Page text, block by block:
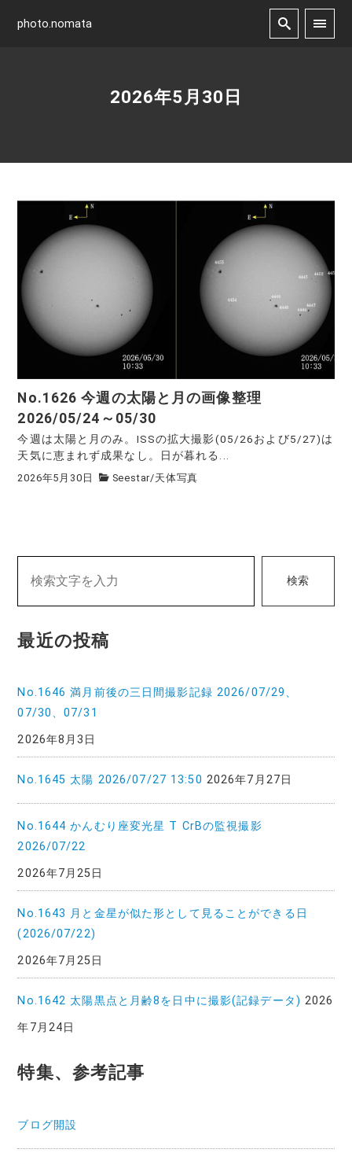
photo.nomata
2026年5月30日
No.1626 今週の太陽と月の画像整理
2026/05/24～05/30
今週は太陽と月のみ。ISSの拡大撮影(05/26および5/27)は
天気に恵まれず成果なし。日が暮れる...
2026年5月30日 Seestar/天体写真
検索
最近の投稿
No.1646 満月前後の三日間撮影記録 2026/07/29、
07/30、07/31
2026年8月3日
No.1645 太陽 2026/07/27 13:50 2026年7月27日
No.1644 かんむり座変光星 T CrBの監視撮影
2026/07/22
2026年7月25日
No.1643 月と金星が似た形として見ることができる日
(2026/07/22)
2026年7月25日
No.1642 太陽黒点と月齢8を日中に撮影(記録データ) 2026
年7月24日
特集、参考記事
ブログ開設